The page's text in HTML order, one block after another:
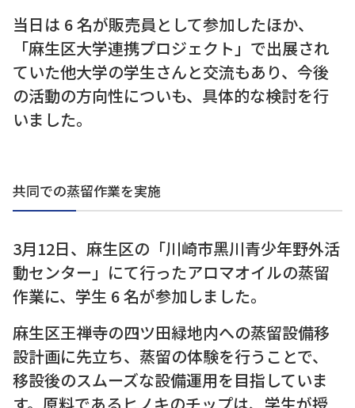
当⽇は 6 名が販売員として参加したほか、
「⿇⽣区⼤学連携プロジェクト」で出展され
ていた他⼤学の学⽣さんと交流もあり、今後
の活動の⽅向性についも、具体的な検討を⾏
いました。
共同での蒸留作業を実施
3⽉12⽇、⿇⽣区の「川崎市⿊川⻘少年野外活
動センター」にて⾏ったアロマオイルの蒸留
作業に、学⽣ 6 名が参加しました。
⿇⽣区王禅寺の四ツ⽥緑地内への蒸留設備移
設計画に先⽴ち、蒸留の体験を⾏うことで、
移設後のスムーズな設備運⽤を⽬指していま